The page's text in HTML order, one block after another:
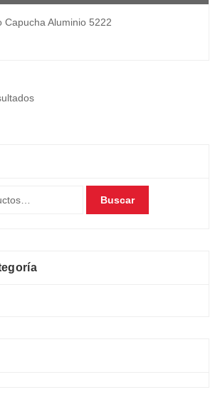
Capucha Aluminio 5222
Buscar